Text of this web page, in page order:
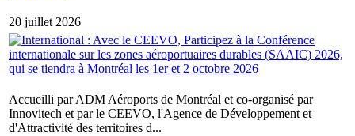
20 juillet 2026
Accueilli par ADM Aéroports de Montréal et co-organisé par
Innovitech et par le CEEVO, l'Agence de Développement et
d'Attractivité des territoires d...